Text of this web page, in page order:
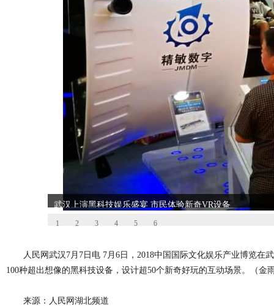
武汉上演黑科技娱乐盛宴 市民体验新奇VR设备
1 2 3 4 5 6
人民网武汉7月7日电 7月6日，2018中国国际文化娱乐产业博览
100种超出想像的黑科技设备，设计超50个新奇好玩的互动场景。（金
来源：人民网湖北频道